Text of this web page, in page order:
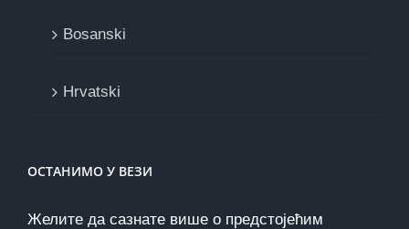
Bosanski
Hrvatski
ОСТАНИМО У ВЕЗИ
Желите да сазнате више о предстојећим